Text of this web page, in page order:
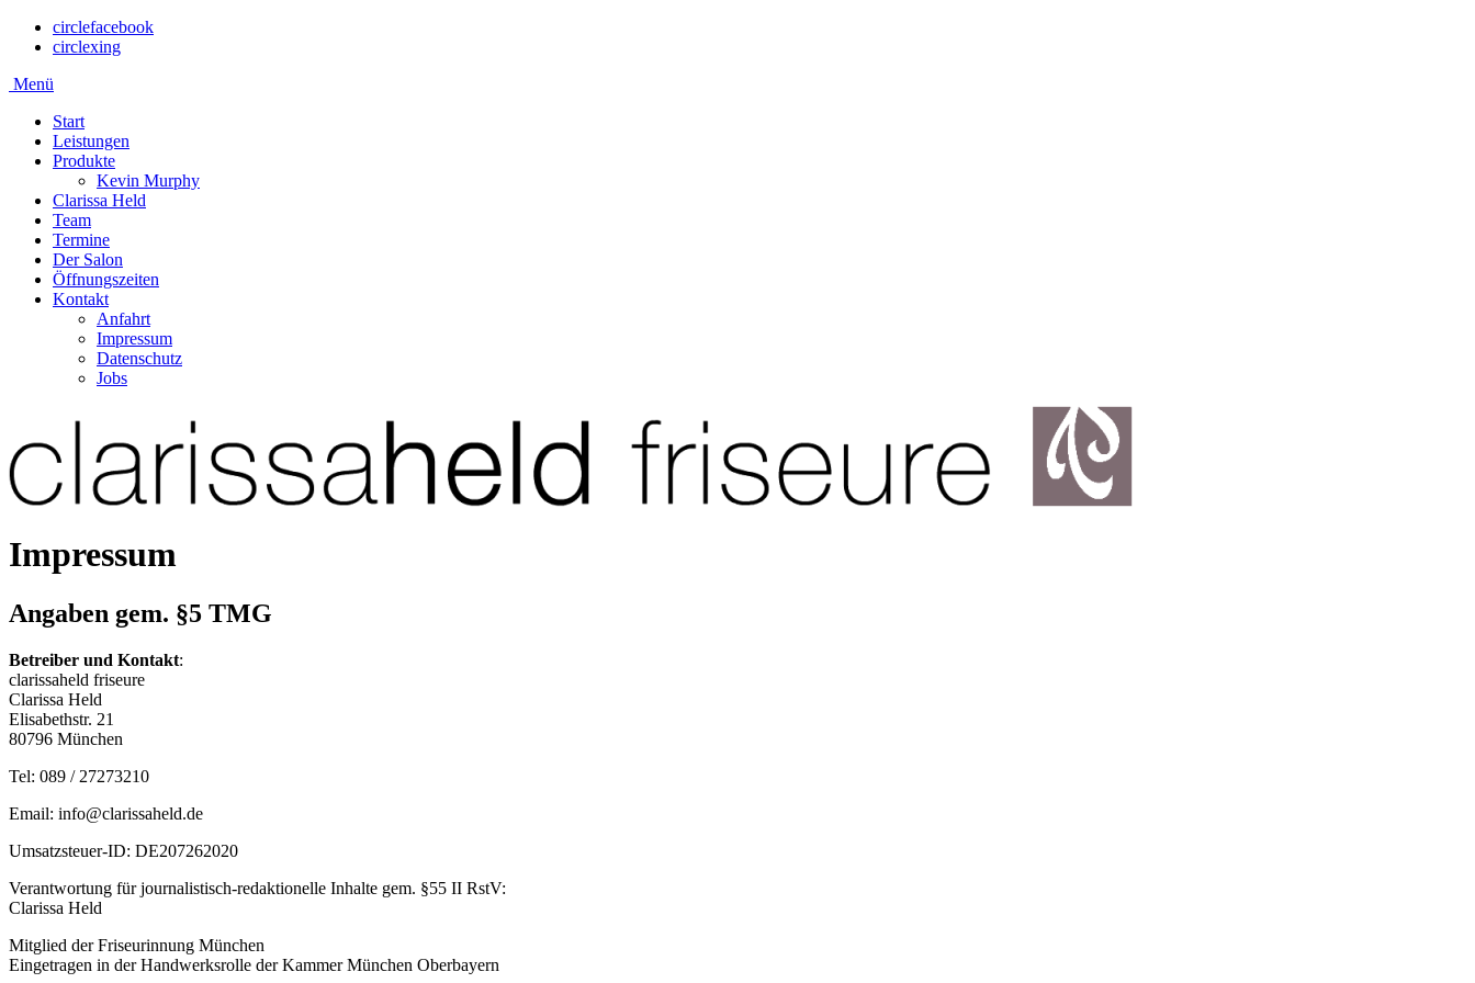
circlefacebook
circlexing
Menü
Start
Leistungen
Produkte
Kevin Murphy
Clarissa Held
Team
Termine
Der Salon
Öffnungszeiten
Kontakt
Anfahrt
Impressum
Datenschutz
Jobs
Impressum
Angaben gem. §5 TMG
Betreiber und Kontakt:
clarissaheld friseure
Clarissa Held
Elisabethstr. 21
80796 München
Tel: 089 / 27273210
Email: info@clarissaheld.de
Umsatzsteuer-ID: DE207262020
Verantwortung für journalistisch-redaktionelle Inhalte gem. §55 II RstV:
Clarissa Held
Mitglied der Friseurinnung München
Eingetragen in der Handwerksrolle der Kammer München Oberbayern